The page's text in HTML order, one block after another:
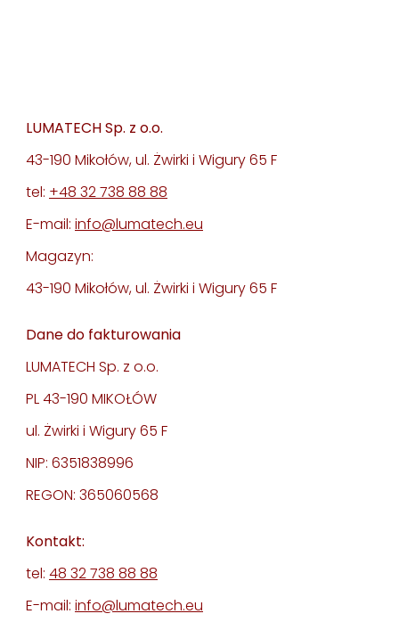
LUMATECH Sp. z o.o.
43-190 Mikołów, ul. Żwirki i Wigury 65 F
tel: +48 32 738 88 88
E-mail: info@lumatech.eu
Magazyn:
43-190 Mikołów, ul. Żwirki i Wigury 65 F
Dane do fakturowania
LUMATECH Sp. z o.o.
PL 43-190 MIKOŁÓW
ul. Żwirki i Wigury 65 F
NIP: 6351838996
REGON: 365060568
Kontakt:
tel: 48 32 738 88 88
E-mail: info@lumatech.eu